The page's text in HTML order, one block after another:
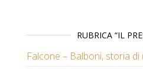
RUBRICA “IL
Falcone – Balboni, storia di